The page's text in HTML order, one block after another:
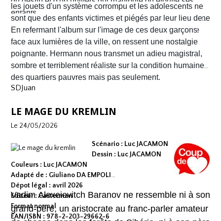
enfants.
aux mâchoires carrées portant en eux toute la détresse
ou la noirceur du monde. Le scénario d' Yves H. est d'une
fluidité exemplaire. On est emporté dans une aventure
mêlant road trip étouffant, récit existentiel et course
contre la montre où chaque case souligne l'urgence de
survivre.
les jouets d'un système corrompu et les adolescents ne
sont que des enfants victimes et piégés par leur lieu de
naissance.
En refermant l'album sur l'image de ces deux garçons
face aux lumières de la ville, on ressent une nostalgie
poignante. Hermann nous transmet un adieu magistral,
sombre et terriblement réaliste sur la condition humaine
des quartiers pauvres mais pas seulement.
SDJuan
LE MAGE DU KREMLIN
Le 24/05/2026
Scénario : Luc JACAMON
Dessin : Luc JACAMON
Couleurs : Luc JACAMON
Adapté de : Giuliano DA EMPOLI
Dépot légal : avril 2026
Editeur : Casterman
Format normal
EAN/ISBN : 978-2-203-29662-6
Vadim Alexeievitch Baranov ne ressemble ni à son
grand-père, un aristocrate au franc-parler amateur